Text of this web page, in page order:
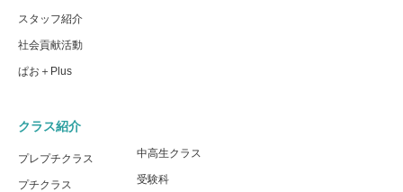
スタッフ紹介
社会貢献活動
ぱお＋Plus
クラス紹介
プレプチクラス
プチクラス
中高生クラス
受験科